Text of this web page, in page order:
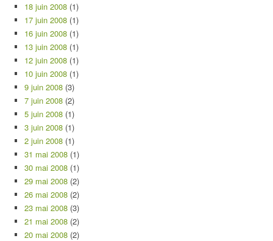
18 juin 2008 (1)
17 juin 2008 (1)
16 juin 2008 (1)
13 juin 2008 (1)
12 juin 2008 (1)
10 juin 2008 (1)
9 juin 2008 (3)
7 juin 2008 (2)
5 juin 2008 (1)
3 juin 2008 (1)
2 juin 2008 (1)
31 mai 2008 (1)
30 mai 2008 (1)
29 mai 2008 (2)
26 mai 2008 (2)
23 mai 2008 (3)
21 mai 2008 (2)
20 mai 2008 (2)